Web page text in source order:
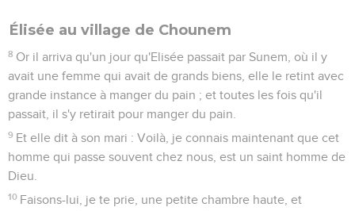
Élisée au village de Chounem
8 Or il arriva qu'un jour qu'Elisée passait par Sunem, où il y
avait une femme qui avait de grands biens, elle le retint avec
grande instance à manger du pain ; et toutes les fois qu'il
passait, il s'y retirait pour manger du pain.
9 Et elle dit à son mari : Voilà, je connais maintenant que cet
homme qui passe souvent chez nous, est un saint homme de
Dieu.
10 Faisons-lui, je te prie, une petite chambre haute, et